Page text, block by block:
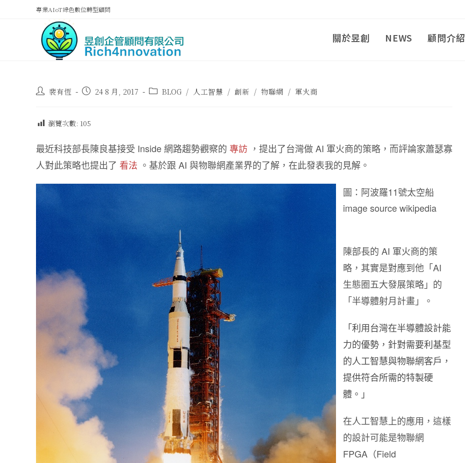
專業AIoT綠色數位轉型顧問
關於昱創 NEWS 顧問介紹
裴有恆 24 8 月, 2017 BLOG / 人工智慧 / 創新 / 物聯網 / 軍火商
瀏覽次數: 105
最近科技部長陳良基接受 Inside 網路趨勢觀察的 專訪 ，提出了台灣做 AI 軍火商的策略，而評論家蕭瑟寡
人對此策略也提出了 看法 。基於跟 AI 與物聯網產業界的了解，在此發表我的見解。
圖：阿波羅11號太空船
image source wikipedia
陳部長的 AI 軍火商的策
略，其實是對應到他「AI
生態圈五大發展策略」的
「半導體射月計畫」。
「利用台灣在半導體設計能
力的優勢，針對需要利基型
的人工智慧與物聯網客戶，
提供符合所需的特製硬
體。」
在人工智慧上的應用，這樣
的設計可能是物聯網
FPGA（Field